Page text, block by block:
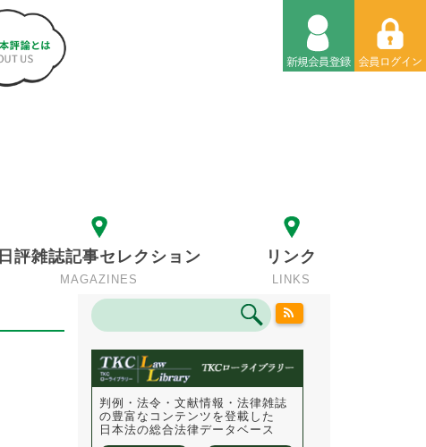
日評雑誌記事セレクション
MAGAZINES
リンク
LINKS
判例・法令・文献情報・法律雑誌
の豊富なコンテンツを登載した
日本法の総合法律データベース